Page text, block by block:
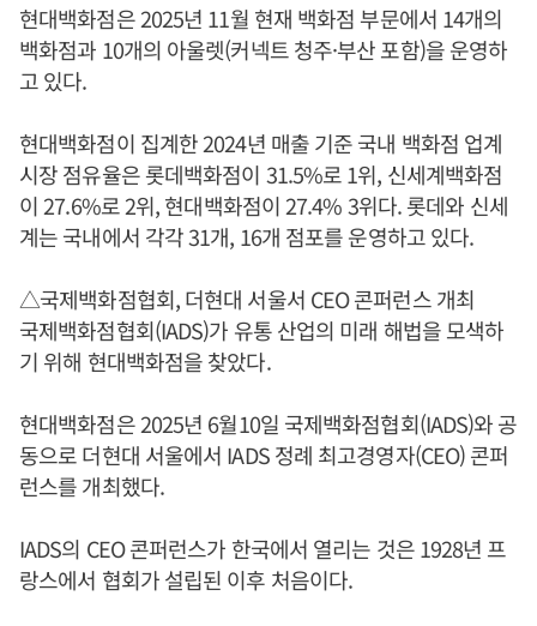
현대백화점은 2025년 11월 현재 백화점 부문에서 14개의
백화점과 10개의 아울렛(커넥트 청주·부산 포함)을 운영하
고 있다.
현대백화점이 집계한 2024년 매출 기준 국내 백화점 업계
시장 점유율은 롯데백화점이 31.5%로 1위, 신세계백화점
이 27.6%로 2위, 현대백화점이 27.4% 3위다. 롯데와 신세
계는 국내에서 각각 31개, 16개 점포를 운영하고 있다.
△국제백화점협회, 더현대 서울서 CEO 콘퍼런스 개최
국제백화점협회(IADS)가 유통 산업의 미래 해법을 모색하
기 위해 현대백화점을 찾았다.
현대백화점은 2025년 6월10일 국제백화점협회(IADS)와 공
동으로 더현대 서울에서 IADS 정례 최고경영자(CEO) 콘퍼
런스를 개최했다.
IADS의 CEO 콘퍼런스가 한국에서 열리는 것은 1928년 프
랑스에서 협회가 설립된 이후 처음이다.